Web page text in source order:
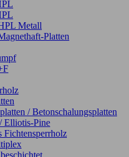
Metall
Platten
/ Betonschalungsplatten
Elliotis-Pine
Fichtensperrholz